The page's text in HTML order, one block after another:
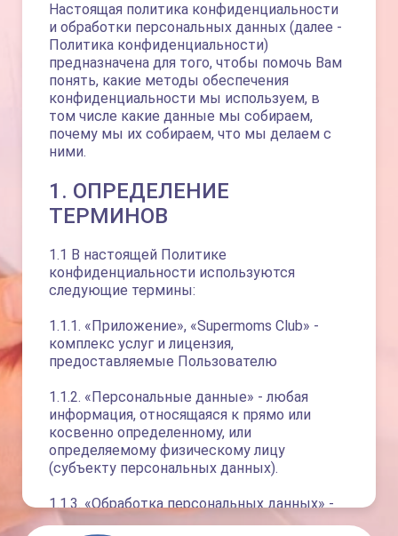
Настоящая политика конфиденциальности
и обработки персональных данных (далее -
Политика конфиденциальности)
предназначена для того, чтобы помочь Вам
понять, какие методы обеспечения
конфиденциальности мы используем, в
том числе какие данные мы собираем,
почему мы их собираем, что мы делаем с
ними.
1. ОПРЕДЕЛЕНИЕ
ТЕРМИНОВ
1.1 В настоящей Политике
конфиденциальности используются
следующие термины:
1.1.1. «Приложение», «Supermoms Club» -
комплекс услуг и лицензия,
предоставляемые Пользователю
1.1.2. «Персональные данные» - любая
информация, относящаяся к прямо или
косвенно определенному, или
определяемому физическому лицу
(субъекту персональных данных).
1.1.3. «Обработка персональных данных» -
любое действие (операция) или